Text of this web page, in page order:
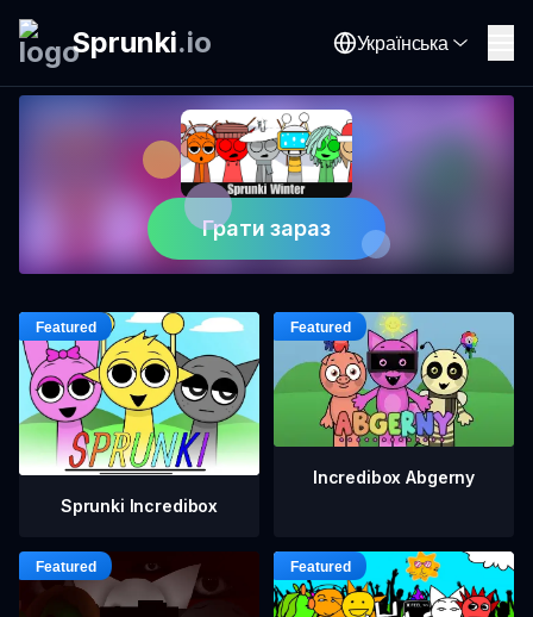
Sprunki.io Українська
Грати зараз
Sprunki Incredibox
Incredibox Abgerny